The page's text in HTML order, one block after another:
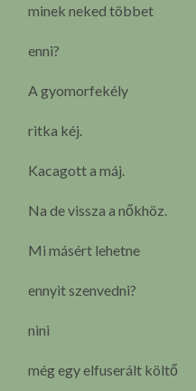
minek neked többet
enni?
A gyomorfekély
ritka kéj.
Kacagott a máj.
Na de vissza a nőkhöz.
Mi másért lehetne
ennyit szenvedni?
nini
még egy elfuserált költő